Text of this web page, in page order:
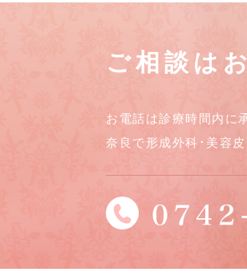
ご相談は
お電話は診療時間内に
奈良で形成外科･美容